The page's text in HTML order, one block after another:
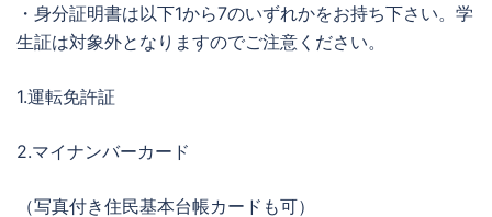
・身分証明書は以下1から7のいずれかをお持ち下さい。学
生証は対象外となりますのでご注意ください。
1.運転免許証
2.マイナンバーカード
（写真付き住民基本台帳カードも可）